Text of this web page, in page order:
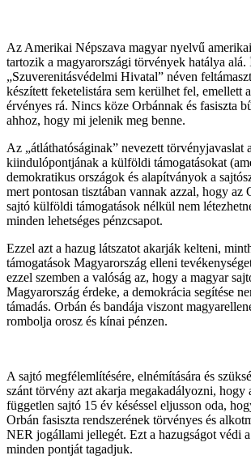
Az Amerikai Népszava magyar nyelvű
tartozik a magyarországi törvények hatálya alá.
„Szuverenitásvédelmi Hivatal” néven
készített feketelistára sem kerülhet fel, emellett
érvényes rá. Nincs köze Orbánnak és fasiszta
ahhoz, hogy mi jelenik meg benne.
Az „átláthatóságinak” nevezett törvényjavaslat
kiindulópontjának a külföldi támogatásokat
demokratikus országok és alapítványok a
mert pontosan tisztában vannak azzal, hogy az
sajtó külföldi támogatások nélkül nem
minden lehetséges pénzcsapot.
Ezzel azt a hazug látszatot akarják kelteni,
támogatások Magyarország elleni
ezzel szemben a valóság az, hogy a magyar
Magyarország érdeke, a demokrácia segítése
támadás. Orbán és bandája viszont
rombolja orosz és kínai pénzen.
A sajtó megfélemlítésére, elnémítására és
szánt törvény azt akarja megakadályozni, hogy
független sajtó 15 év késéssel eljusson oda,
Orbán fasiszta rendszerének törvényes és
NER jogállami jellegét. Ezt a hazugságot védi
minden pontját tagadjuk.